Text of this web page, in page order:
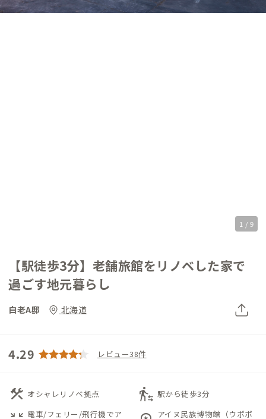
1 / 9
【駅徒歩3分】老舗旅館をリノベした家で
過ごす地元暮らし
白老A邸 北海道
4.29 レビュー38件
construction オシャレリノベ拠点 transfer_within_a_station 駅から徒歩3分
電車/フェリー/飛行機でア
アイヌ民族博物館（ウポポ